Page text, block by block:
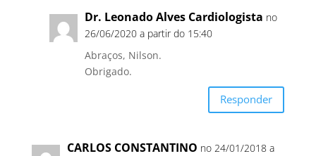
Dr. Leonado Alves Cardiologista no
26/06/2020 a partir do 15:40
Abraços, Nilson.
Obrigado.
Responder
CARLOS CONSTANTINO no 24/01/2018 a